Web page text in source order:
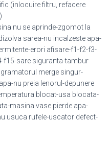
(inlocuire filtru, refacere
nu se aprinde-zgomot la
sarea-nu incalzeste apa-
erori afisare-f1-f2-f3-
f15-sare siguranta-tambur
merge singur-
nu preia lenorul-depunere
blocat-usa blocata-
masina vase pierde apa-
usuca rufele-uscator defect-